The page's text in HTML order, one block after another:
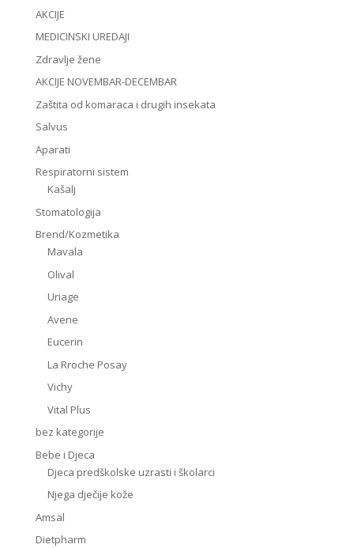
AKCIJE
MEDICINSKI UREDAJI
Zdravlje žene
AKCIJE NOVEMBAR-DECEMBAR
Zaštita od komaraca i drugih insekata
Salvus
Aparati
Respiratorni sistem
Kašalj
Stomatologija
Brend/Kozmetika
Mavala
Olival
Uriage
Avene
Eucerin
La Rroche Posay
Vichy
Vital Plus
bez kategorije
Bebe i Djeca
Djeca predškolske uzrasti i školarci
Njega dječije kože
Amsal
Dietpharm